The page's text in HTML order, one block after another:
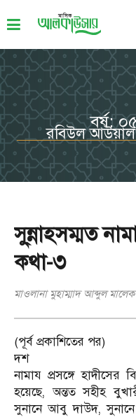
বর্ষ:
রবিউল
সু্ন্নাহসম্মত
কথা-৩
মাওলানা মুহাম্মাদ আব্দুল মালেক
(পূর্ব প্রকাশিতের পর)
দশ
নামায প্রসঙ্গে হাদীসের
হয়েছে, অন্তত সহীহ
সুনানে আবু দাউদ, সুনানে